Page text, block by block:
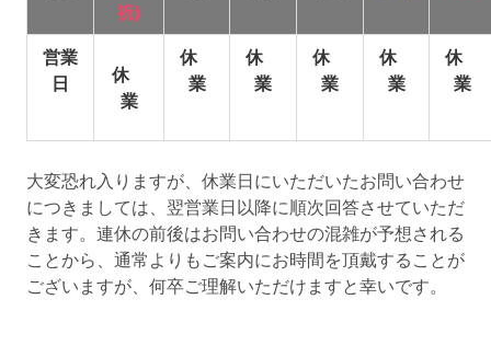
祝)
営業
日
休
業
休
業
休
業
休
業
休
業
休
業
大変恐れ入りますが、休業日にいただいたお問い合わせ
につきましては、翌営業日以降に順次回答させていただ
きます。連休の前後はお問い合わせの混雑が予想される
ことから、通常よりもご案内にお時間を頂戴することが
ございますが、何卒ご理解いただけますと幸いです。